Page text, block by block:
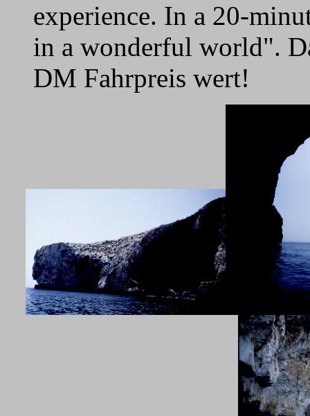
experience. In a 20-
in a wonderful world".
DM Fahrpreis wert!